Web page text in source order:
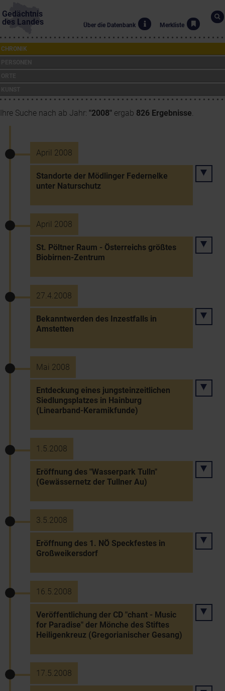
Gedächtnis
des Landes
Über die Datenbank Merkliste
CHRONIK
Ihre Suche nach ab Jahr: "2008" ergab 826 Ergebnisse.
April 2008
Standorte der Mödlinger Federnelke
unter Naturschutz
April 2008
St. Pöltner Raum - Österreichs größtes
Biobirnen-Zentrum
27.4.2008
Bekanntwerden des Inzestfalls in
Amstetten
Mai 2008
Entdeckung eines jungsteinzeitlichen
Siedlungsplatzes in Hainburg
(Linearband-Keramikfunde)
1.5.2008
Eröffnung des "Wasserpark Tulln"
(Gewässernetz der Tullner Au)
3.5.2008
Eröffnung des 1. NÖ Speckfestes in
Großweikersdorf
16.5.2008
Veröffentlichung der CD "chant - Music
for Paradise" der Mönche des Stiftes
Heiligenkreuz (Gregorianischer Gesang)
17.5.2008